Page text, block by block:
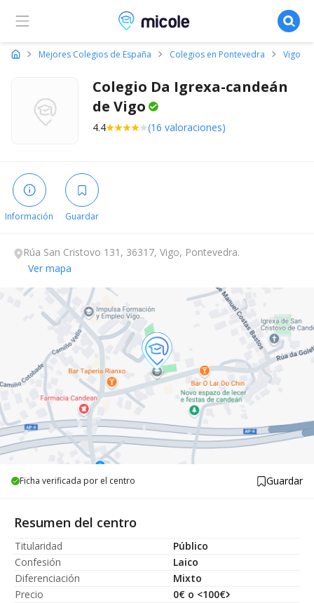
Micole, buscador de colegios
Mejores Colegios de España Colegios en Pontevedra Vigo
Colegio Da Igrexa-candeán
de Vigo
4.4 (16 valoraciones)
Información Guardar
Rúa San Cristovo 131, 36317, Vigo, Pontevedra.
Ver mapa
Ficha verificada por el centro Guardar
Resumen del centro
Titularidad
Público
Confesión
Laico
Diferenciación
Mixto
Precio
0€ o <100€